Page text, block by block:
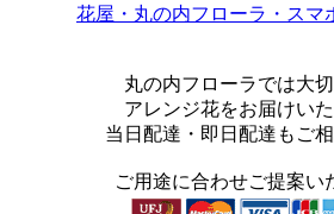
花屋・丸の内フローラ・スマ
丸の内フローラでは大
アレンジ花をお届けいた
当日配達・即日配達もご
ご用途に合わせご提案い